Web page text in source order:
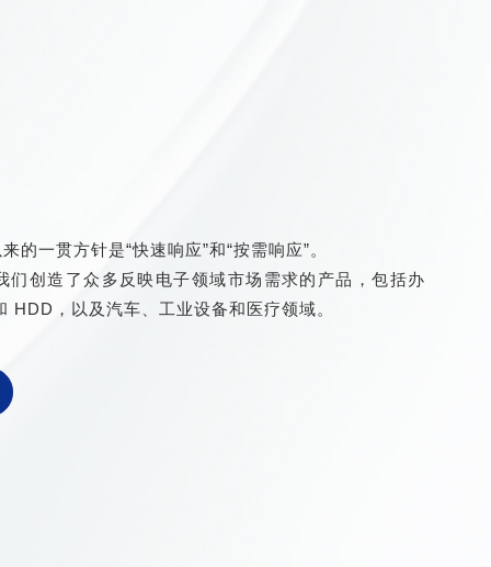
的一贯方针是“快速响应”和“按需响应”。
们创造了众多反映电子领域市场需求的产品，包括办
HDD，以及汽车、工业设备和医疗领域。